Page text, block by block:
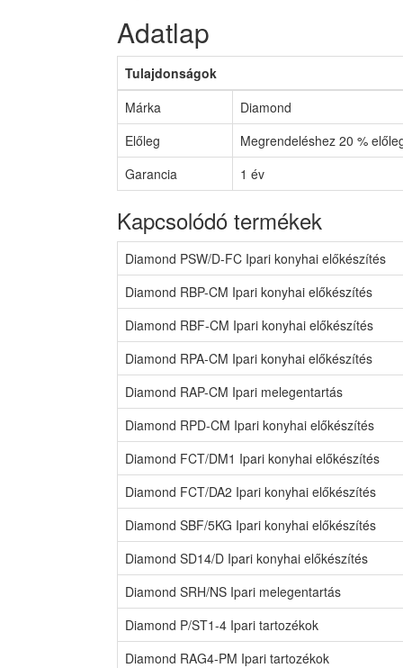
Adatlap
Tulajdonságok
Márka
Diamond
Előleg
Megrendeléshez 20 %
Garancia
1 év
Kapcsolódó termékek
Diamond PSW/D-FC Ipari konyhai előkészítés
Diamond RBP-CM Ipari konyhai előkészítés
Diamond RBF-CM Ipari konyhai előkészítés
Diamond RPA-CM Ipari konyhai előkészítés
Diamond RAP-CM Ipari melegentartás
Diamond RPD-CM Ipari konyhai előkészítés
Diamond FCT/DM1 Ipari konyhai előkészítés
Diamond FCT/DA2 Ipari konyhai előkészítés
Diamond SBF/5KG Ipari konyhai előkészítés
Diamond SD14/D Ipari konyhai előkészítés
Diamond SRH/NS Ipari melegentartás
Diamond P/ST1-4 Ipari tartozékok
Diamond RAG4-PM Ipari tartozékok